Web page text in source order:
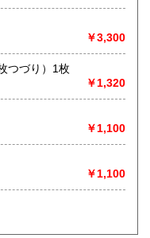
す、メール・電話等
、外国文学、趣味、サ
￥3,300
つづり）1枚
￥1,320
￥1,100
￥1,100